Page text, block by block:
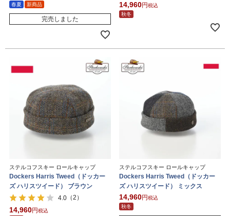
春夏
新商品
完売しました
14,960
税込
秋冬
ステルコフスキー ロールキャップ
Dockers Harris Tweed（ドッカー
ズ ハリスツイード） ブラウン
4.0 （2）
14,960
税込
ステルコフスキー ロールキャップ
Dockers Harris Tweed（ドッカー
ズ ハリスツイード） ミックス
14,960
税込
秋冬